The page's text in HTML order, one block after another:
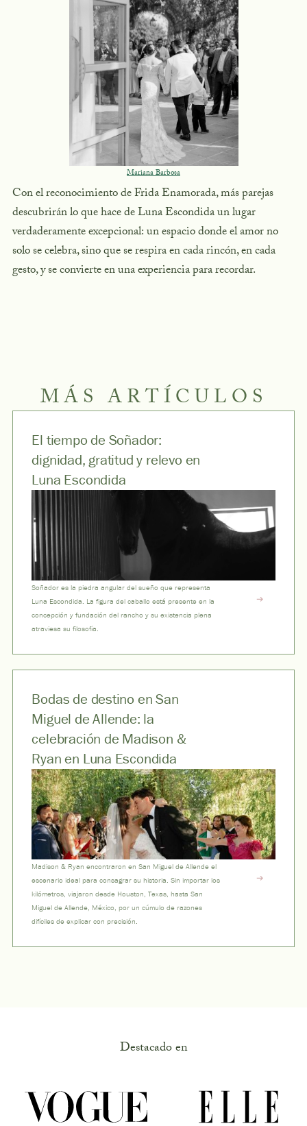
Mariana Barbosa
Con el reconocimiento de Frida Enamorada, más parejas
descubrirán lo que hace de Luna Escondida un lugar
verdaderamente excepcional: un espacio donde el amor no
solo se celebra, sino que se respira en cada rincón, en cada
gesto, y se convierte en una experiencia para recordar.
MÁS ARTÍCULOS
El tiempo de Soñador:
dignidad, gratitud y relevo en
Luna Escondida
Soñador es la piedra angular del sueño que representa
Luna Escondida. La figura del caballo está presente en la
concepción y fundación del rancho y su existencia plena
atraviesa su filosofía.
Bodas de destino en San
Miguel de Allende: la
celebración de Madison &
Ryan en Luna Escondida
Madison & Ryan encontraron en San Miguel de Allende el
escenario ideal para consagrar su historia. Sin importar los
kilómetros, viajaron desde Houston, Texas, hasta San
Miguel de Allende, México, por un cúmulo de razones
difíciles de explicar con precisión.
Destacado en